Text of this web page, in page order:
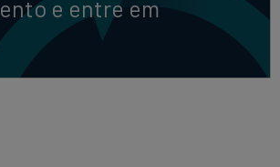
e entre em